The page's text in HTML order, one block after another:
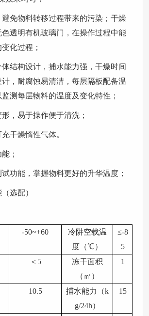
免物料转移过程带来的污染；干燥
透明有机玻璃门，在操作过程中能
化过程；
结构设计，捕水能力强，干燥时间
，耐腐蚀易清洁，每层隔板配备温
测每层物料的温度及变化特性；
，易于操作便于清洗；
干燥惰性气体。
；
功能，掌握物料更好的升华温度；
选配）
-50~+60
冷阱空载温
度（℃）
≤-8
5
＜5
冻干面积
（㎡）
1
10.5
捕水能力（k
g/24h）
15